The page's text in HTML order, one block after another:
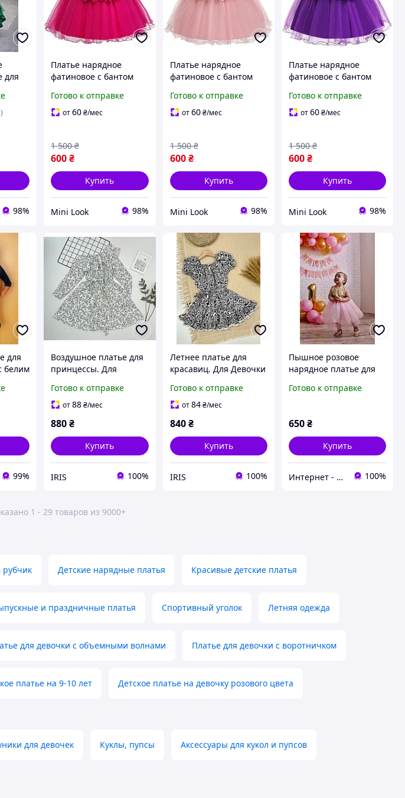
для
98%
Платье нарядное
фатиновое с бантом
рост 80 см (1 год)
Готово к отправке
от60₴/мес
600₴
1 500 ₴
Купить
Mini Look 98%
Платье нарядное
фатиновое с бантом
рост 80 см (1 год)
Готово к отправке
от60 ₴/мес
600 ₴
1 500 ₴
Купить
Mini Look 98%
Платье нарядное
фатиновое с бантом
фиолетовый, рост 80
см (1 год)
Готово к отправке
от60₴/мес
600₴
1 500 ₴
Купить
Mini Look 98%
для
белим
99%
Воздушное платье для
принцессы. Для
Готово к отправке
от88₴/мес
880₴
Купить
IRIS 100%
Летнее платье для
красавиц. Для Девочки
Готово к отправке
от84 ₴/мес
840 ₴
Купить
IRIS 100%
Пышное розовое
нарядное платье для
вырезом на спинке 1-2
Готово к отправке
650₴
Купить
Интернет - Магазин "Sofia Little Dress Kids" 100%
1 - 29 товаров из 9000+
рубчик Детские нарядные платья Красивые детские платья
и праздничные платья Спортивный уголок Летняя одежда
для девочки с объемными волнами Платье для девочки с воротничком
платье на 9-10 лет Детское платье на девочку розового цвета
для девочек Куклы, пупсы Аксессуары для кукол и пупсов